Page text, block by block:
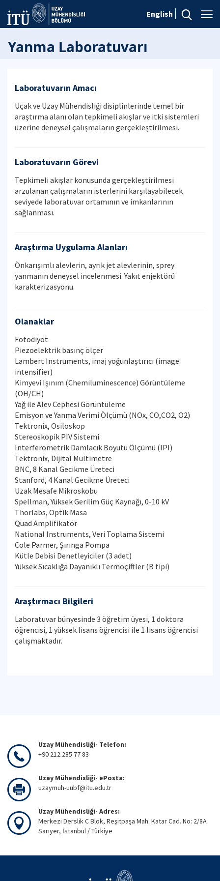
English
Yanma Laboratuvarı
Laboratuvarın Amacı
Uçak ve Uzay Mühendisliği disiplinlerinde temel bir
araştırma alanı olan tepkimeli akışlar ve itki sistemleri
üzerine deneysel çalışmaların gerçekleştirilmesi.
Laboratuvarın Görevi
Tepkimeli akışlar konusunda gerçekleştirilmesi
arzulanan çalışmaların isterlerini karşılayabilecek
seviyede laboratuvar ortamının ve imkanlarının
sağlanması.
Araştırma Uygulama Alanları
Önkarışımlı alevlerin, ayrık jet alevlerinin, sprey
yanmanın deneysel incelenmesi. Yakıt enjektörü
karakterizasyonu.
Olanaklar
Fotodiyot
Piezoelektrik basınç ölçer
Lambert Instruments, imaj yoğunlaştırıcı (image
intensifier)
Kimyevi Işınım (Chemiluminescence) Görüntüleme
(OH/CH)
Yağ ile Alev Cephesi Görüntüleme
Emisyon ve Yanma Verimi Ölçümü (NOx, CO,CO2, O2)
Tektronix, Osiloskop
Stereoskopik PIV Sistemi
Interferometrik Damlacık Boyutu Ölçümü (IPI)
Tektronix, Dijital Multimetre
BNC, 8 Kanal Gecikme Üreteci
Stanford, 4 Kanal Gecikme Üreteci
Uzak Mesafe Mikroskobu
Spellman, Yüksek Gerilim Güç Kaynağı, 0-10 kV
Thorlabs, Optik Masa
Quad Amplifikatör
National Instruments, Veri Toplama Sistemi
Cole Parmer, Şırınga Pompa
Kütle Debisi Denetleyiciler (3 adet)
Yüksek Sıcaklığa Dayanıklı Termoçiftler (B tipi)
Araştırmacı Bilgileri
Laboratuvar bünyesinde 3 öğretim üyesi, 1 doktora
öğrencisi, 1 yüksek lisans öğrencisi ile 1 lisans öğrencisi
çalışmaktadır.
Uzay Mühendisliği- Telefon:
+90 212 285 77 83
Uzay Mühendisliği- ePosta:
uzaymuh-uubf@itu.edu.tr
Uzay Mühendisliği- Adres:
Merkezi Derslik C Blok, Reşitpaşa Mah. Katar Cad. No: 2/8A
Sarıyer, İstanbul / Türkiye